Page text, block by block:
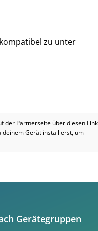
zu unter
der Partnerseite über diesen Link
deinem Gerät installierst, um
Gerätegruppen